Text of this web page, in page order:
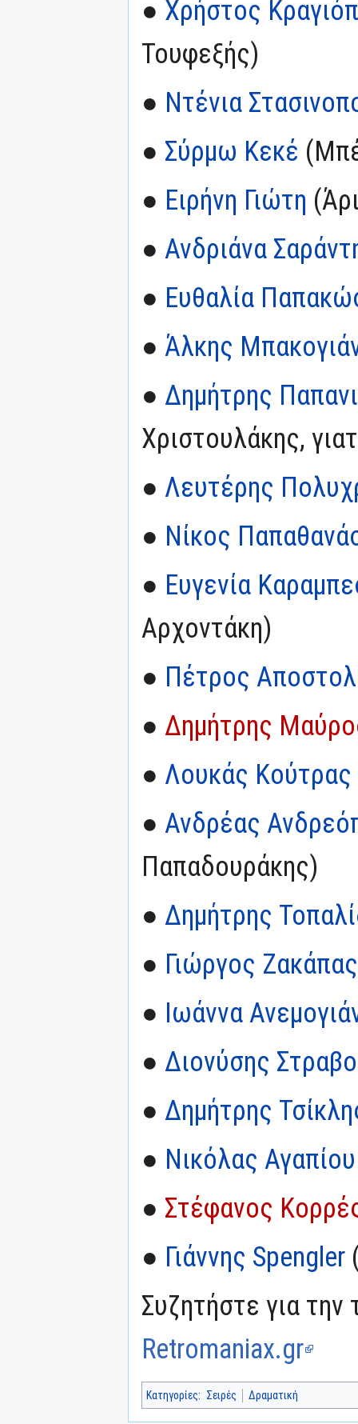
● Χρήστος
Τουφεξής)
● Ντένια
● Σύρμω Κεκέ
● Ειρήνη Γιώτη
● Ανδριάνα
● Ευθαλία
● Άλκης
● Δημήτρης
Χριστουλάκης,
● Λευτέρης
● Νίκος
● Ευγενία
Αρχοντάκη)
● Πέτρος
● Δημήτρης
● Λουκάς Κούτρας
● Ανδρέας
Παπαδουράκης)
● Δημήτρης
● Γιώργος Ζακάπας
● Ιωάννα
● Διονύσης
● Δημήτρης
● Νικόλας Αγαπίου
● Στέφανος
● Γιάννης Spengler
Συζητήστε για την
Retromaniax.gr
Κατηγορίες: Σειρές Δραματική